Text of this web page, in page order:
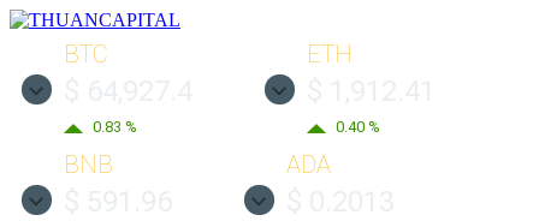
BTC
0.83 %
ETH
0.40 %
BNB ADA